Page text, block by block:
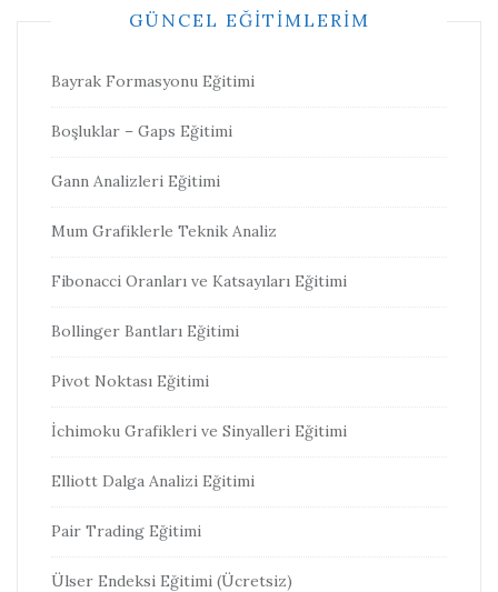
GÜNCEL EĞITIMLERIM
Bayrak Formasyonu Eğitimi
Boşluklar – Gaps Eğitimi
Gann Analizleri Eğitimi
Mum Grafiklerle Teknik Analiz
Fibonacci Oranları ve Katsayıları Eğitimi
Bollinger Bantları Eğitimi
Pivot Noktası Eğitimi
İchimoku Grafikleri ve Sinyalleri Eğitimi
Elliott Dalga Analizi Eğitimi
Pair Trading Eğitimi
Ülser Endeksi Eğitimi (Ücretsiz)